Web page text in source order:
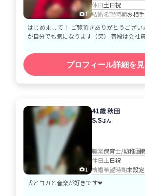
1
休日土日祝
結婚希望時期
はじめまして！ ご覧頂きありがとうござい
が自分でも気になります
プロフィール詳細を
1
41歳 秋田
S.Sさん
職業保育士/幼稚園
休日土日祝
結婚希望時期未設定
犬とヨガと音楽が好きです❤︎